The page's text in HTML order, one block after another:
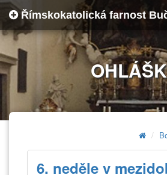
Římskokatolická farnost
6. neděle v